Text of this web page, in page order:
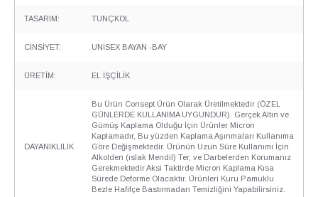
TASARIM: TUNÇKOL
CİNSİYET: UNİSEX BAYAN -BAY
ÜRETİM: EL İŞÇİLİK
DAYANIKLILIK
Bu Ürün Consept Ürün Olarak Üretilmektedir (ÖZEL
GÜNLERDE KULLANIMA UYGUNDUR). Gerçek Altın ve
Gümüş Kaplama Olduğu İçin Ürünler Micron
Kaplamadır, Bu yüzden Kaplama Aşınmaları Kullanıma
Göre Değişmektedir. Ürünün Uzun Süre Kullanımı İçin
Alkolden (ıslak Mendil) Ter, ve Darbelerden Korumanız
Gerekmektedir Aksi Taktirde Micron Kaplama Kısa
Sürede Deforme Olacaktır. Ürünleri Kuru Pamuklu
Bezle Hafifçe Bastırmadan Temizliğini Yapabilirsiniz.